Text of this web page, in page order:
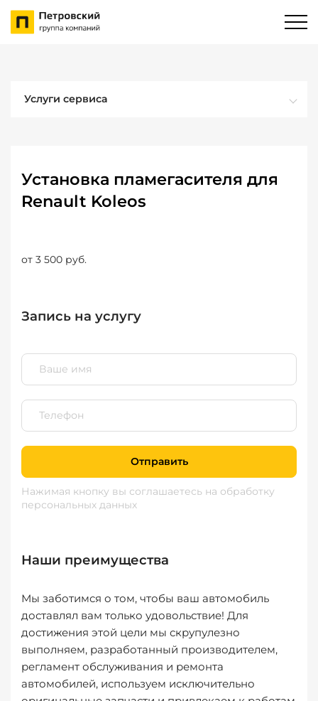
Услуги сервиса
Установка пламегасителя для
Renault Koleos
от 3 500 руб.
Запись на услугу
Отправить
Нажимая кнопку вы соглашаетесь на обработку
персональных данных
Наши преимущества
Мы заботимся о том, чтобы ваш автомобиль
доставлял вам только удовольствие! Для
достижения этой цели мы скрупулезно
выполняем, разработанный производителем,
регламент обслуживания и ремонта
автомобилей, используем исключительно